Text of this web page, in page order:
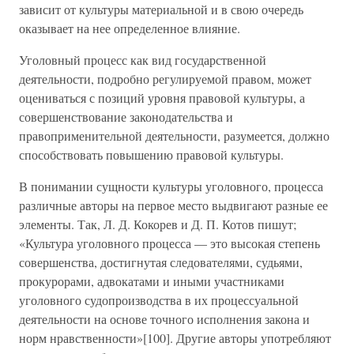
зависит от культуры материальной и в свою очередь
оказывает на нее определенное влияние.
Уголовный процесс как вид государственной
деятельности, подробно регулируемой правом, может
оцениваться с позиций уровня правовой культуры, а
совершенствование законодательства и
правоприменительной деятельности, разумеется, должно
способствовать повышению правовой культуры.
В понимании сущности культуры уголовного, процесса
различные авторы на первое место выдвигают разные ее
элементы. Так, Л. Д. Кокорев и Д. П. Котов пишут;
«Культура уголовного процесса — это высокая степень
совершенства, достигнутая следователями, судьями,
прокурорами, адвокатами и иными участниками
уголовного судопроизводства в их процессуальной
деятельности на основе точного исполнения закона и
норм нравственности»[100]. Другие авторы употребляют